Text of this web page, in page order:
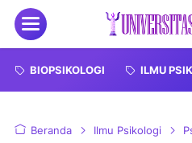
Menu
BIOPSIKOLOGI ILMU
Beranda Ilmu Psikologi